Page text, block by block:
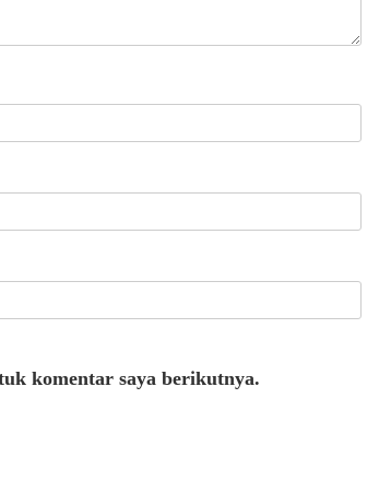
komentar saya berikutnya.